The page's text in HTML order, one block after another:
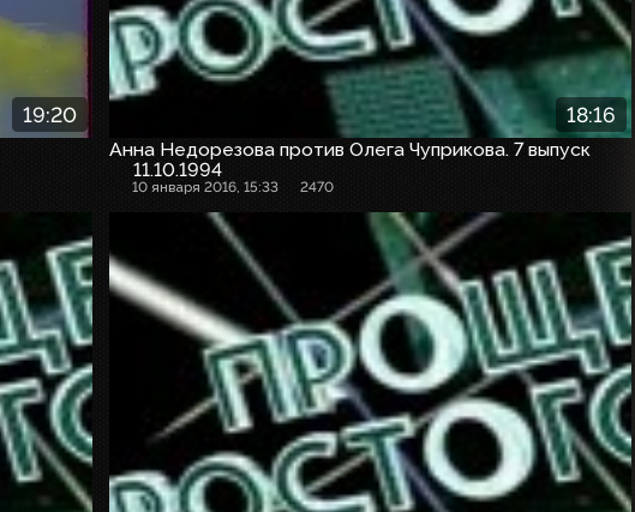
19:20 18:16
Анна Недорезова против Олега Чуприкова. 7 выпуск
11.10.1994
10 января 2016, 15:33 2470